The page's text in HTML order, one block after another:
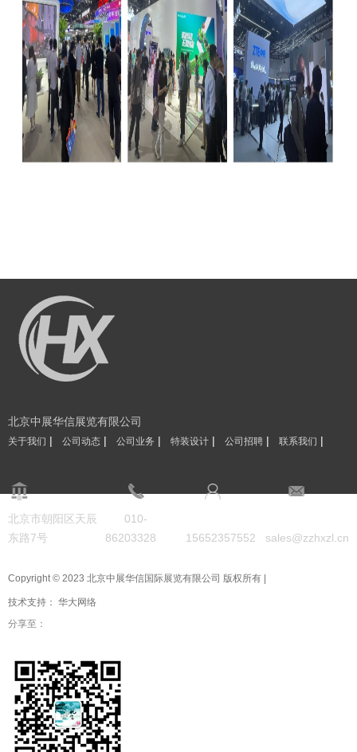
北京中展华信展览有限公司
关于我们 | 公司动态 | 公司业务 | 特装设计 | 公司招聘 | 联系我们 |
北京市朝阳区天辰
东路7号
010-
86203328
15652357552 sales@zzhxzl.cn
Copyright © 2023 北京中展华信国际展览有限公司 版权所有 |
技术支持： 华大网络
分享至：